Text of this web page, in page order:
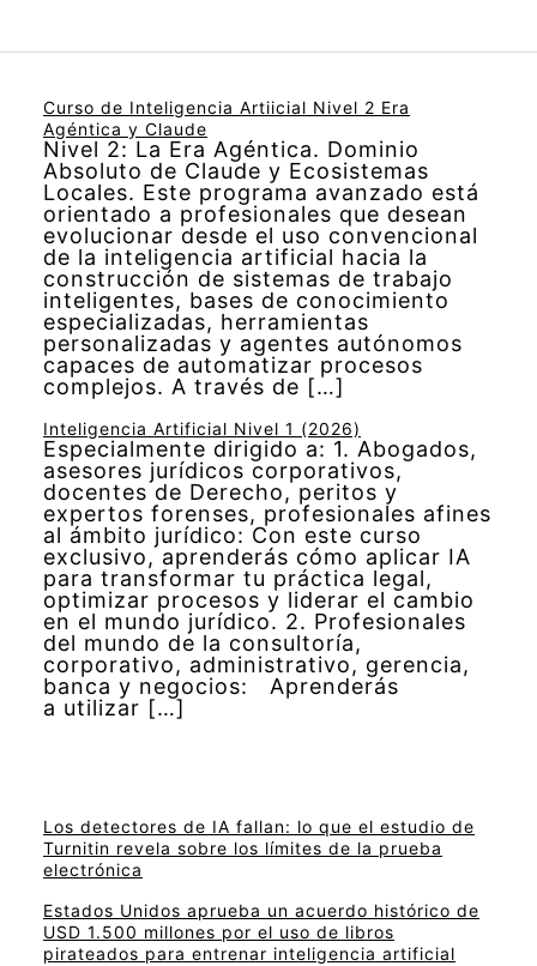
Curso de Inteligencia Artiicial Nivel 2 Era
Agéntica y Claude
Nivel 2: La Era Agéntica. Dominio
Absoluto de Claude y Ecosistemas
Locales. Este programa avanzado está
orientado a profesionales que desean
evolucionar desde el uso convencional
de la inteligencia artificial hacia la
construcción de sistemas de trabajo
inteligentes, bases de conocimiento
especializadas, herramientas
personalizadas y agentes autónomos
capaces de automatizar procesos
complejos. A través de […]
Inteligencia Artificial Nivel 1 (2026)
Especialmente dirigido a: 1. Abogados,
asesores jurídicos corporativos,
docentes de Derecho, peritos y
expertos forenses, profesionales afines
al ámbito jurídico: Con este curso
exclusivo, aprenderás cómo aplicar IA
para transformar tu práctica legal,
optimizar procesos y liderar el cambio
en el mundo jurídico. 2. Profesionales
del mundo de la consultoría,
corporativo, administrativo, gerencia,
banca y negocios: Aprenderás
a utilizar […]
Los detectores de IA fallan: lo que el estudio de
Turnitin revela sobre los límites de la prueba
electrónica
Estados Unidos aprueba un acuerdo histórico de
USD 1.500 millones por el uso de libros
pirateados para entrenar inteligencia artificial